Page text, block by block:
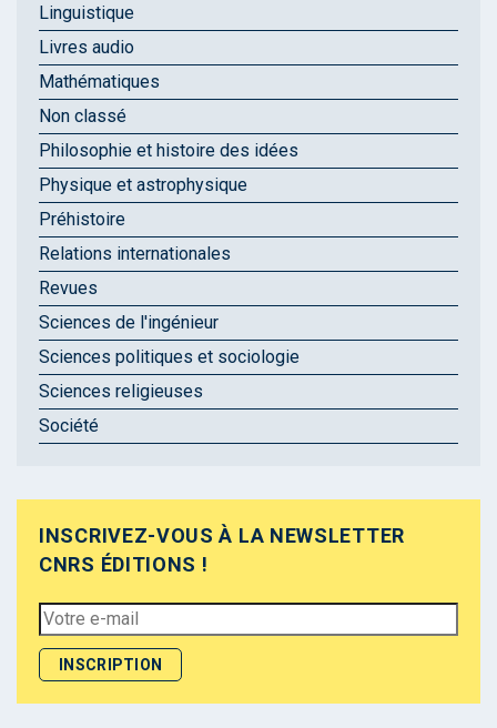
Linguistique
Livres audio
Mathématiques
Non classé
Philosophie et histoire des idées
Physique et astrophysique
Préhistoire
Relations internationales
Revues
Sciences de l'ingénieur
Sciences politiques et sociologie
Sciences religieuses
Société
INSCRIVEZ-VOUS À LA NEWSLETTER
CNRS ÉDITIONS !